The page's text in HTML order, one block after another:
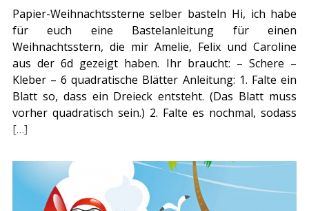
Papier-Weihnachtssterne selber basteln Hi, ich habe
für euch eine Bastelanleitung für einen
Weihnachtsstern, die mir Amelie, Felix und Caroline
aus der 6d gezeigt haben. Ihr braucht: – Schere –
Kleber – 6 quadratische Blätter Anleitung: 1. Falte ein
Blatt so, dass ein Dreieck entsteht. (Das Blatt muss
vorher quadratisch sein.) 2. Falte es nochmal, sodass
[…]